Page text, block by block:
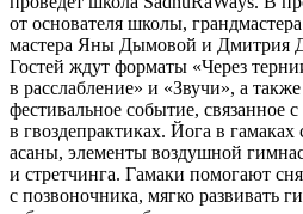
от основателя школы,
мастера Яны Дымовой и Дмитрия
Гостей ждут форматы «Через
в расслабление» и «Звучи», а
фестивальное событие, связанное
в гвоздепрактиках. Йога в
асаны, элементы воздушной
и стретчинга. Гамаки помогают
с позвоночника, мягко развивать